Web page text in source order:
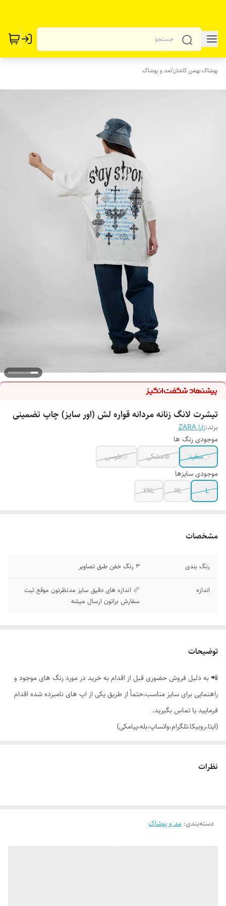
پوشاک بهمن کاشان/مد و پوشاک
تیشرت لانگ زنانه مردانه قواره لش (اور سایز) چاپ تضمینی
برند:زارا ZARA
موجودی رنگ ها
سفید
مشکی
طوسی
موجودی سایزها
L
XL
2XL
مشخصات
رنگ بندی 3 رنگ خفن طبق تصاویر
اندازه
📏 اندازه های دقیق سایز مدنظرتون موقع ثبت
سفارش براتون ارسال میشه
توضیحات
📲 به دلیل فروش حضوری قبل از اقدام به خرید در مورد رنگ های موجود و
راهنمایی برای سایز مناسب،حتماً از طریق یکی از اپ های نامبرده شده اقدام
فرمایید یا تماس بگیرید.
(ایتا،روبیکا،تلگرام،واتساپ،بله،پیامکی)
🎨 رنگ بندیش: 3 رنگ خفن طبق تصاویر (در صورت درخواست عکس های
نظرات
دسته‌بندی: مد و پوشاک